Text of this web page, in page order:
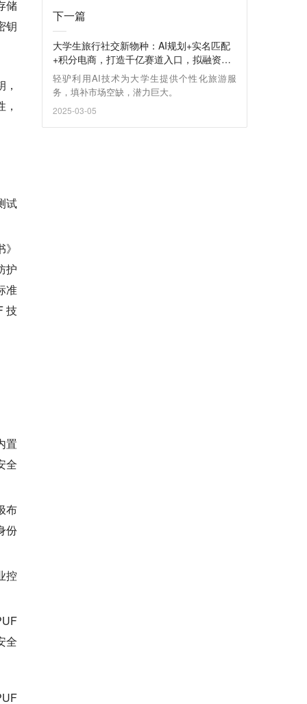
储
钥
，
试
护
准
技
置
全
布
份
控
全
下一篇
大学生旅行社交新物种：AI规划+实名匹配
+积分电商，打造千亿赛道入口，拟融资五
百万助力市场扩张
轻驴利用AI技术为大学生提供个性化旅游服
务，填补市场空缺，潜力巨大。
2025-03-05